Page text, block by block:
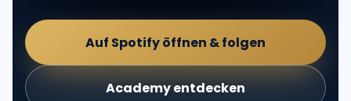
Auf Spotify öffnen & folgen
Academy entdecken